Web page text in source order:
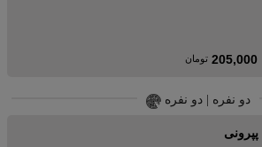
205,000 تومان
دو نفره | دو نفره
پپرونی